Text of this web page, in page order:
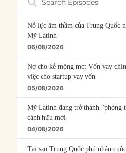
Episodes
Nỗ lực âm thầm của Trung Quốc
Mỹ Latinh
06/08/2026
Nợ cho kẻ mộng mơ: Vốn vay
việc cho startup vay vốn
05/08/2026
Mỹ Latinh đang trở thành “phòng
cánh hữu mới
04/08/2026
Tại sao Trung Quốc phủ nhận